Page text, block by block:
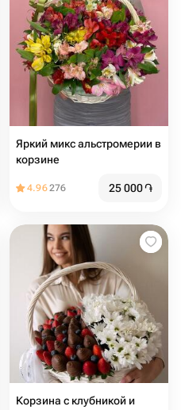
Яркий микс альстромерии в
корзине
4.96276 25 000֏
Корзина с клубникой и